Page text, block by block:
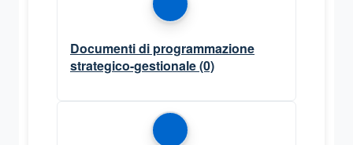
Documenti di programmazione
strategico-gestionale(0)